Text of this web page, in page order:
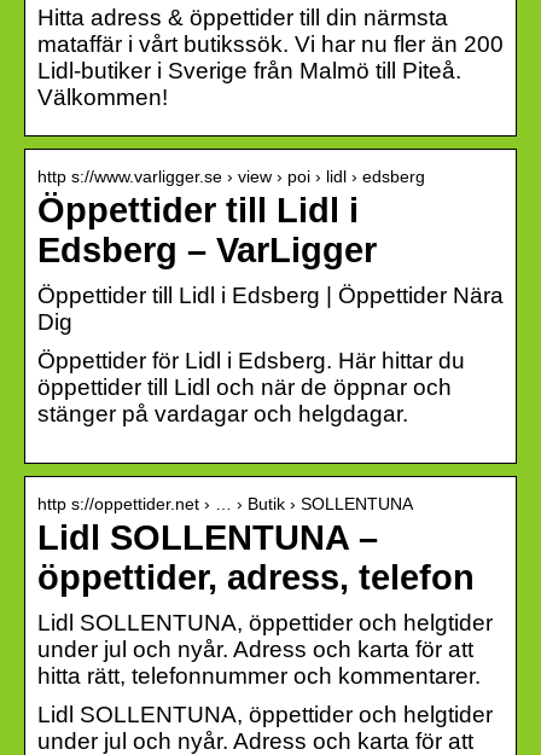
Hitta adress & öppettider till din närmsta
mataffär i vårt butikssök. Vi har nu fler än 200
Lidl-butiker i Sverige från Malmö till Piteå.
Välkommen!
http s://www.varligger.se › view › poi › lidl › edsberg
Öppettider till Lidl i
Edsberg – VarLigger
Öppettider till Lidl i Edsberg | Öppettider Nära
Dig
Öppettider för Lidl i Edsberg. Här hittar du
öppettider till Lidl och när de öppnar och
stänger på vardagar och helgdagar.
http s://oppettider.net › … › Butik › SOLLENTUNA
Lidl SOLLENTUNA –
öppettider, adress, telefon
Lidl SOLLENTUNA, öppettider och helgtider
under jul och nyår. Adress och karta för att
hitta rätt, telefonnummer och kommentarer.
Lidl SOLLENTUNA, öppettider och helgtider
under jul och nyår. Adress och karta för att